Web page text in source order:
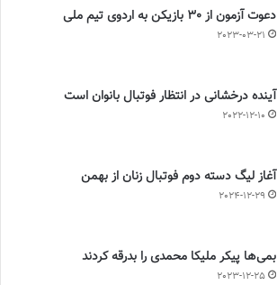
دعوت آزمون از 30 بازیکن به اردوی تیم ملی
2023-03-21
آینده درخشانی در انتظار فوتبال بانوان است
2022-12-10
آغاز لیگ دسته دوم فوتبال زنان از بهمن
2024-12-29
بمی‌ها پیکر ملیکا محمدی را بدرقه کردند
2023-12-25